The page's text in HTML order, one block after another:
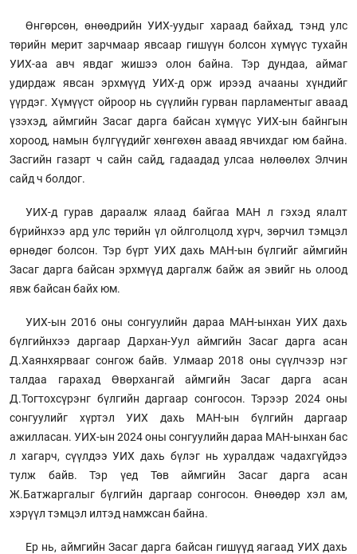
Өнгөрсөн, өнөөдрийн УИХ-уудыг хараад байхад, тэнд улс
төрийн мерит зарчмаар явсаар гишүүн болсон хүмүүс тухайн
УИХ-аа авч явдаг жишээ олон байна. Тэр дундаа, аймаг
удирдаж явсан эрхмүүд УИХ-д орж ирээд ачааны хүндийг
үүрдэг. Хүмүүст ойроор нь сүүлийн гурван парламентыг аваад
үзэхэд, аймгийн Засаг дарга байсан хүмүүс УИХ-ын байнгын
хороод, намын бүлгүүдийг хөнгөхөн аваад явчихдаг юм байна.
Засгийн газарт ч сайн сайд, гадаадад улсаа нөлөөлөх Элчин
сайд ч болдог.
УИХ-д гурав дараалж ялаад байгаа МАН л гэхэд ялалт
бүрийнхээ ард улс төрийн үл ойлголцолд хүрч, зөрчил тэмцэл
өрнөдөг болсон. Тэр бүрт УИХ дахь МАН-ын бүлгийг аймгийн
Засаг дарга байсан эрхмүүд даргалж байж ая эвийг нь олоод
явж байсан байх юм.
УИХ-ын 2016 оны сонгуулийн дараа МАН-ынхан УИХ дахь
бүлгийнхээ даргаар Дархан-Уул аймгийн Засаг дарга асан
Д.Хаянхярвааг сонгож байв. Улмаар 2018 оны сүүлчээр нэг
талдаа гарахад Өвөрхангай аймгийн Засаг дарга асан
Д.Тогтохсүрэнг бүлгийн даргаар сонгосон. Тэрээр 2024 оны
сонгуулийг хүртэл УИХ дахь МАН-ын бүлгийн даргаар
ажилласан. УИХ-ын 2024 оны сонгуулийн дараа МАН-ынхан бас
л хагарч, сүүлдээ УИХ дахь бүлэг нь хуралдаж чадахгүйдээ
тулж байв. Тэр үед Төв аймгийн Засаг дарга асан
Ж.Батжаргалыг бүлгийн даргаар сонгосон. Өнөөдөр хэл ам,
хэрүүл тэмцэл илтэд намжсан байна.
Ер нь, аймгийн Засаг дарга байсан гишүүд яагаад УИХ дахь